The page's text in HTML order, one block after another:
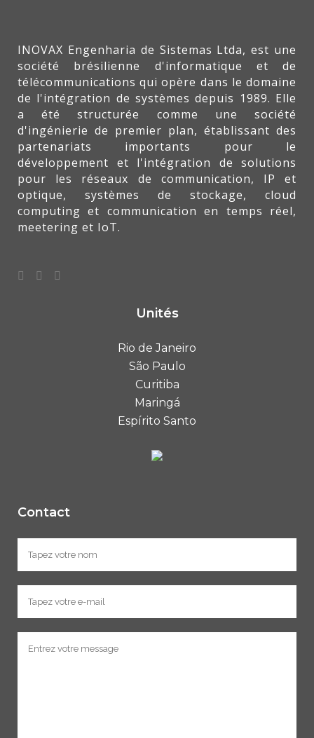
INOVAX Engenharia de Sistemas Ltda, est une
société brésilienne d'informatique et de
télécommunications qui opère dans le domaine
de l'intégration de systèmes depuis 1989. Elle
a été structurée comme une société
d'ingénierie de premier plan, établissant des
partenariats importants pour le
développement et l'intégration de solutions
pour les réseaux de communication, IP et
optique, systèmes de stockage, cloud
computing et communication en temps réel,
meetering et IoT.
Unités
Rio de Janeiro
São Paulo
Curitiba
Maringá
Espírito Santo
Contact